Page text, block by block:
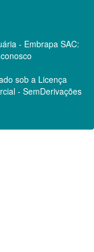
- Embrapa SAC:
sob a Licença
- SemDerivações